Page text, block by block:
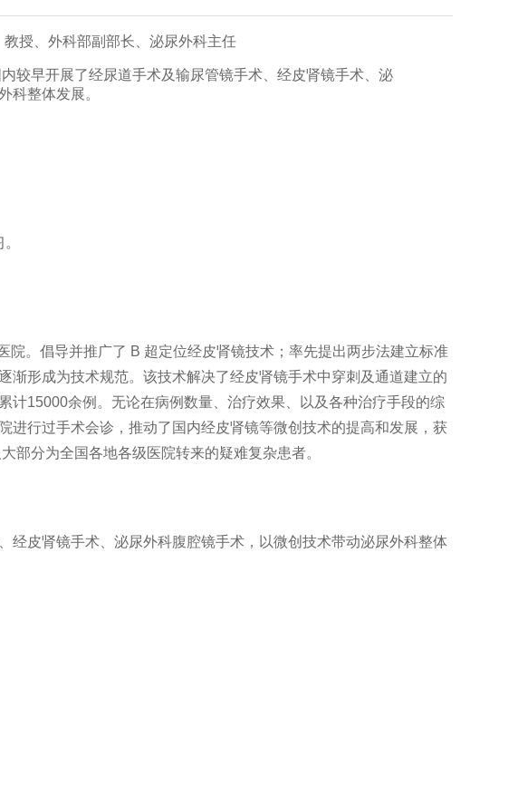
教授、外科部副部长、泌尿外科主任
较早开展了经尿道手术及输尿管镜手术、经皮肾镜手术、泌
科整体发展。
。倡导并推广了 B 超定位经皮肾镜技术；率先提出两步法建立标准
形成为技术规范。该技术解决了经皮肾镜手术中穿刺及通道建立的
15000余例。无论在病例数量、治疗效果、以及各种治疗手段的综
行过手术会诊，推动了国内经皮肾镜等微创技术的提高和发展，获
部分为全国各地各级医院转来的疑难复杂患者。
皮肾镜手术、泌尿外科腹腔镜手术，以微创技术带动泌尿外科整体